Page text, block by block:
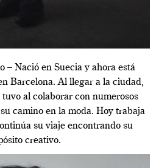
– Nació en Suecia y ahora está
Barcelona. Al llegar a la ciudad,
al colaborar con numerosos
camino en la moda. Hoy trabaja
su viaje encontrando su
creativo.